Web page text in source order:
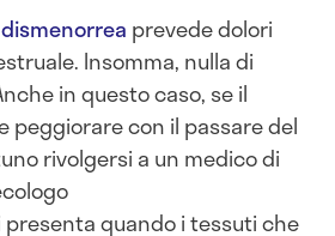
dismenorrea prevede dolori
Insomma, nulla di
in questo caso, se il
peggiorare con il passare del
rivolgersi a un medico di
presenta quando i tessuti che